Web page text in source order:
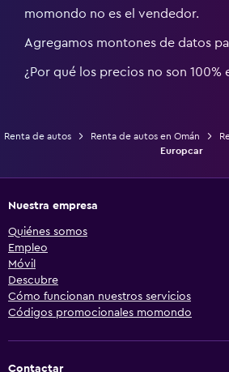
momondo no es el vendedor.
Agregamos montones de datos
¿Por qué los precios no son 100%
Renta de autos Renta de autos en Omán
Europcar
Nuestra empresa
Quiénes somos
Empleo
Móvil
Descubre
Cómo funcionan nuestros servicios
Códigos promocionales momondo
Contactar